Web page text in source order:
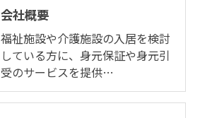
会社概要
福祉施設や介護施設の入居を検討
している方に、身元保証や身元引
受のサービスを提供…